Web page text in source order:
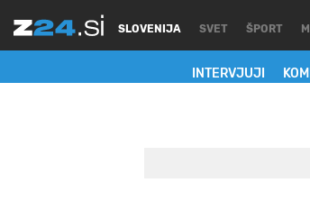
SLOVENIJA
INTERVJUJI
SVET ŠPORT